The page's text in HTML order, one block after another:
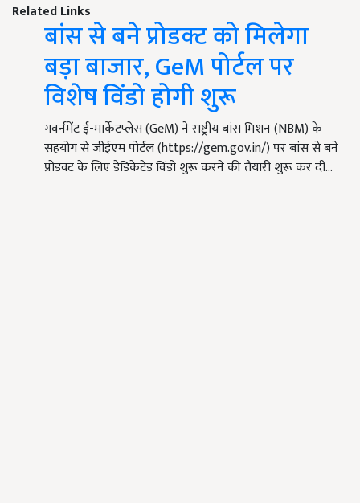
Related Links
बांस से बने प्रोडक्ट को मिलेगा
बड़ा बाजार, GeM पोर्टल पर
विशेष विंडो होगी शुरू
गवर्नमेंट ई-मार्केटप्लेस (GeM) ने राष्ट्रीय बांस मिशन (NBM) के
सहयोग से जीईएम पोर्टल (https://gem.gov.in/) पर बांस से बने
प्रोडक्ट के लिए डेडिकेटेड विंडो शुरू करने की तैयारी शुरू कर दी…